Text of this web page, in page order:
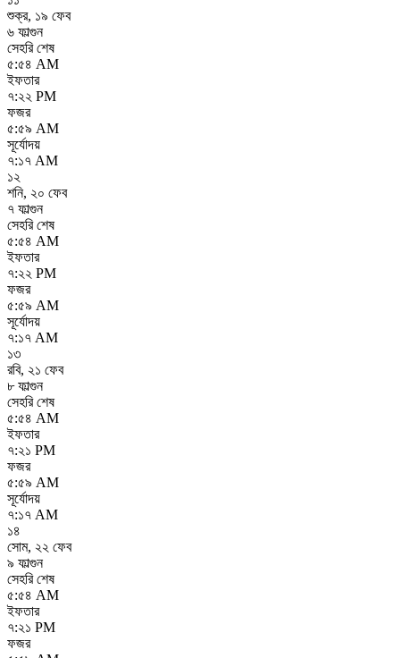
শুক্র, ১৯ ফেব
৬ ফাল্গুন
সেহরি শেষ
৫:৫৪ AM
ইফতার
৭:২২ PM
ফজর
৫:৫৯ AM
সূর্যোদয়
৭:১৭ AM
১২
শনি, ২০ ফেব
৭ ফাল্গুন
সেহরি শেষ
৫:৫৪ AM
ইফতার
৭:২২ PM
ফজর
৫:৫৯ AM
সূর্যোদয়
৭:১৭ AM
১৩
রবি, ২১ ফেব
৮ ফাল্গুন
সেহরি শেষ
৫:৫৪ AM
ইফতার
৭:২১ PM
ফজর
৫:৫৯ AM
সূর্যোদয়
৭:১৭ AM
১৪
সোম, ২২ ফেব
৯ ফাল্গুন
সেহরি শেষ
৫:৫৪ AM
ইফতার
৭:২১ PM
ফজর